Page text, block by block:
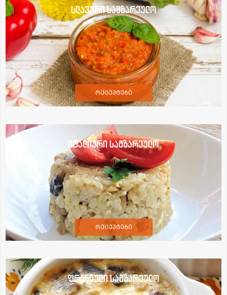
სლავური სამზარეულო
რეცეპტები
იტალიური სამზარეულო
რეცეპტები
ფრანგული სამზარეულო